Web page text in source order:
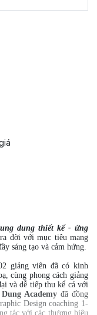
dung thiết kế - ứng
đời với mục tiêu mang
sáng tạo và cảm hứng.
giảng viên đã có kinh
cùng phong cách giảng
và dễ tiếp thu kể cả với
Academyđã đồng
Design coaching 1-
tác với các thương hiệu